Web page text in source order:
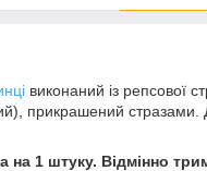
виконаний із репсової
прикрашений стразами.
на 1 штуку. Відмінно